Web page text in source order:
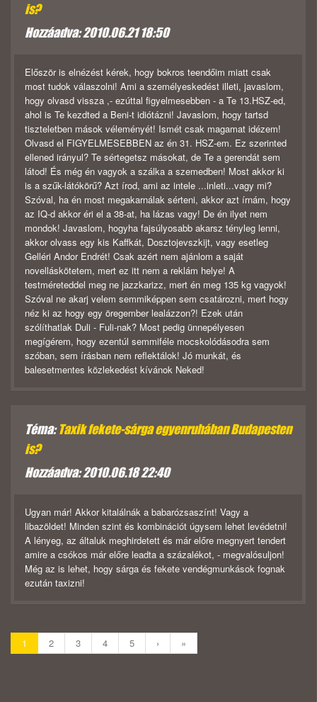
is?
Hozzáadva: 2010.06.21 18:50
Először is elnézést kérek, hogy bokros teendőim miatt csak
most tudok válaszolni! Ami a személyeskedést illeti, javaslom,
hogy olvasd vissza ,- ezúttal figyelmesebben - a Te 13.HSZ-ed,
ahol is Te kezdted a Beni-t idiótázni! Javaslom, hogy tartsd
tiszteletben mások véleményét! Ismét csak magamat idézem!
Olvasd el FIGYELMESEBBEN az én 31. HSZ-em. Ez szerinted
ellened irányul? Te sértegetsz másokat, de Te a gerendát sem
látod! És még én vagyok a szálka a szemedben! Most akkor ki
is a szűk-látókörű? Azt írod, ami az intele ...inleti...vagy mi?
Szóval, ha én most megakarnálak sérteni, akkor azt írnám, hogy
az IQ-d akkor éri el a 38-at, ha lázas vagy! De én ilyet nem
mondok! Javaslom, hogyha fajsúlyosabb akarsz tényleg lenni,
akkor olvass egy kis Kaffkát, Dosztojevszkijt, vagy esetleg
Gelléri Andor Endrét! Csak azért nem ajánlom a saját
novelláskötetem, mert ez itt nem a reklám helye! A
testméreteddel meg ne jazzkarizz, mert én meg 135 kg vagyok!
Szóval ne akarj velem semmiképpen sem csatározni, mert hogy
néz ki az hogy egy öregember lealázzon?! Ezek után
szólíthatlak Duli - Fuli-nak? Most pedig ünnepélyesen
megígérem, hogy ezentúl semmiféle mocskolódásodra sem
szóban, sem írásban nem reflektálok! Jó munkát, és
balesetmentes közlekedést kívánok Neked!
Téma:Taxik fekete-sárga egyenruhában Budapesten
is?
Hozzáadva: 2010.06.18 22:40
Ugyan már! Akkor kitalálnák a babarózsaszínt! Vagy a
libazöldet! Minden szint és kombinációt úgysem lehet levédetni!
A lényeg, az általuk meghirdetett és már előre megnyert tendert
amire a csókos már előre leadta a százalékot, - megvalósuljon!
Még az is lehet, hogy sárga és fekete vendégmunkások fognak
ezután taxizni!
1 2 3 4 5 › »